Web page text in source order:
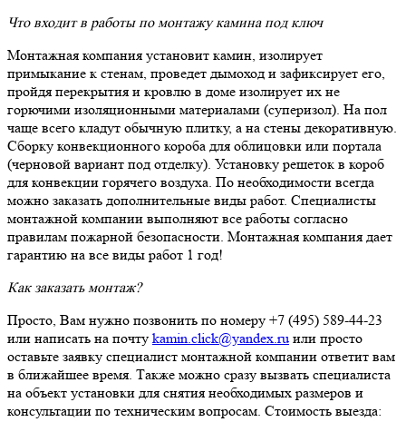
Что входит в работы по монтажу камина под ключ
Монтажная компания установит камин, изолирует
примыкание к стенам, проведет дымоход и зафиксирует его,
пройдя перекрытия и кровлю в доме изолирует их не
горючими изоляционными материалами (суперизол). На пол
чаще всего кладут обычную плитку, а на стены декоративную.
Сборку конвекционного короба для облицовки или портала
(черновой вариант под отделку). Установку решеток в короб
для конвекции горячего воздуха. По необходимости всегда
можно заказать дополнительные виды работ. Специалисты
монтажной компании выполняют все работы согласно
правилам пожарной безопасности. Монтажная компания дает
гарантию на все виды работ 1 год!
Как заказать монтаж?
Просто, Вам нужно позвонить по номеру +7 (495) 589-44-23
или написать на почту kamin.click@yandex.ru или просто
оставьте заявку специалист монтажной компании ответит вам
в ближайшее время. Также можно сразу вызвать специалиста
на объект установки для снятия необходимых размеров и
консультации по техническим вопросам. Стоимость выезда: